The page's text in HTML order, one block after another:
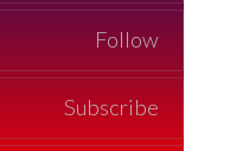
Follow
Subscribe